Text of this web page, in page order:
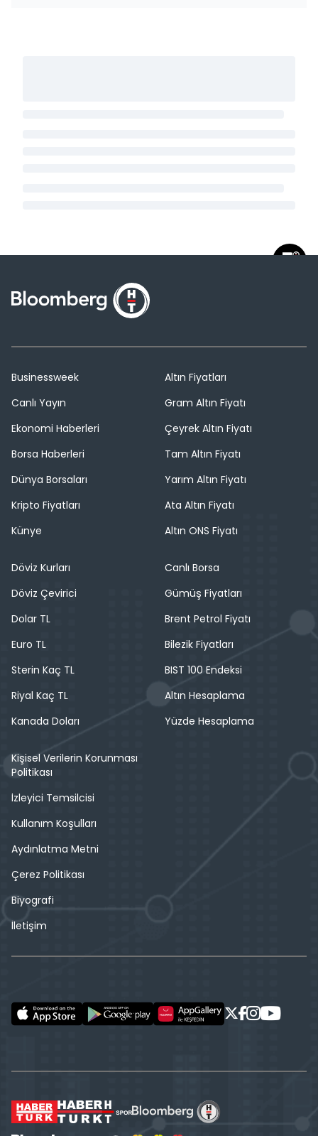
Businessweek
Canlı Yayın
Ekonomi Haberleri
Borsa Haberleri
Dünya Borsaları
Kripto Fiyatları
Künye
Altın Fiyatları
Gram Altın Fiyatı
Çeyrek Altın Fiyatı
Tam Altın Fiyatı
Yarım Altın Fiyatı
Ata Altın Fiyatı
Altın ONS Fiyatı
Döviz Kurları
Döviz Çevirici
Dolar TL
Euro TL
Sterin Kaç TL
Riyal Kaç TL
Kanada Doları
Canlı Borsa
Gümüş Fiyatları
Brent Petrol Fiyatı
Bilezik Fiyatları
BIST 100 Endeksi
Altın Hesaplama
Yüzde Hesaplama
Kişisel Verilerin Korunması
Politikası
İzleyici Temsilcisi
Kullanım Koşulları
Aydınlatma Metni
Çerez Politikası
Biyografi
İletişim